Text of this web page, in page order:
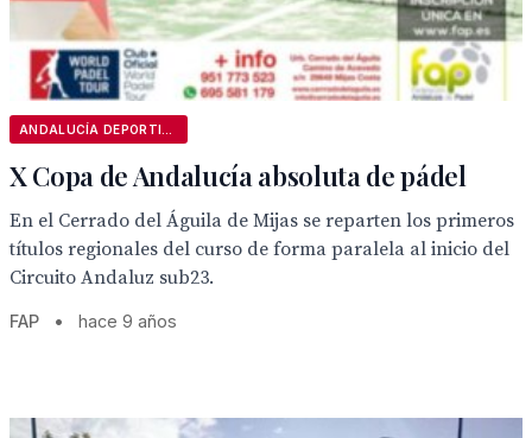
X Copa de Andalucía absoluta de pádel
En el Cerrado del Águila de Mijas se reparten los primeros
títulos regionales del curso de forma paralela al inicio del
Circuito Andaluz sub23.
FAP • hace 9 años